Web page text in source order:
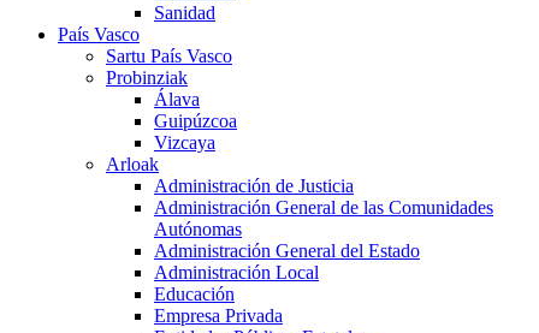
Sanidad
País Vasco
Sartu País Vasco
Probinziak
Álava
Guipúzcoa
Vizcaya
Arloak
Administración de Justicia
Administración General de las Comunidades
Autónomas
Administración General del Estado
Administración Local
Educación
Empresa Privada